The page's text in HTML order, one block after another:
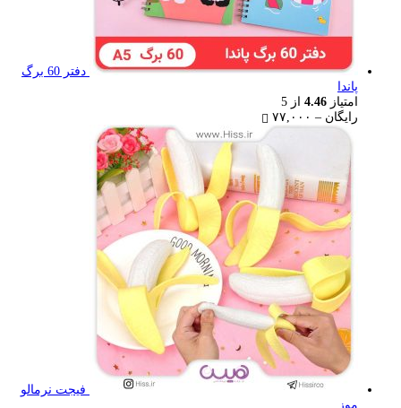
دفتر 60 برگ
پاندا
امتیاز 4.46 از 5
رایگان – ۷۷,۰۰۰
range:
رایگان
۷۷,۰۰۰ تومان
فیجت نرمالو
موز